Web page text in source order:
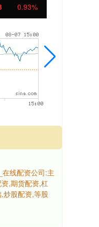
1.01%
线配资公司:主
,期货配资,杠
炒股配资,等股